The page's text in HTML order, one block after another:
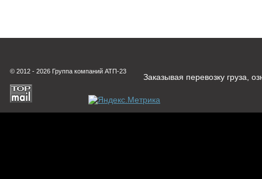
© 2012 - 2026 Группа компаний АТП-23
Заказывая перевозку груза,